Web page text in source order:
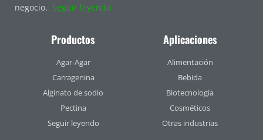
negocio. Seguir leyendo
Productos
Agar-Agar
Carragenina
Alginato de sodio
Pectina
Seguir leyendo
Aplicaciones
Alimentación
Bebida
Biotecnología
Cosméticos
Otras industrias